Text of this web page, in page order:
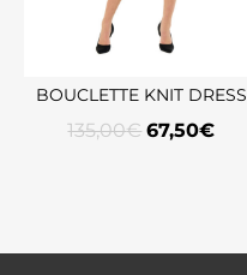
BOUCLETTE KNIT DRESS
135,00€ 67,50€